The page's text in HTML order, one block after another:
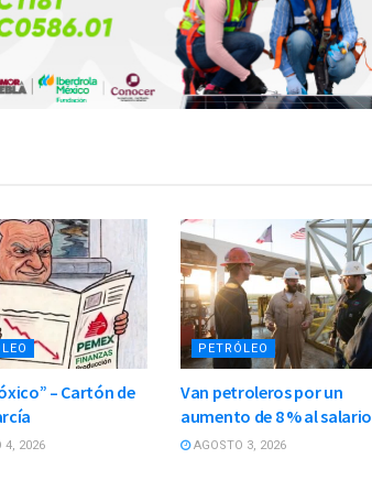
– Cartón de
4, 2026
PETRÓLEO
Van petroleros por un
aumento de 8 % al salario
AGOSTO 3, 2026